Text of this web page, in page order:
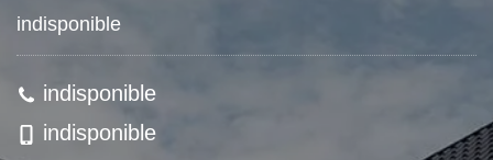
indisponible
indisponible
indisponible